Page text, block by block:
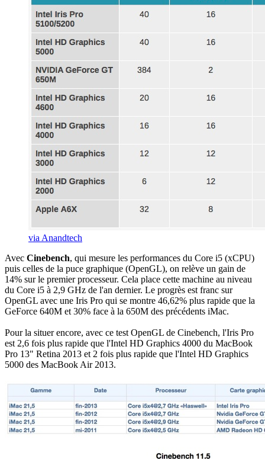
via Anandtech
Avec Cinebench, qui mesure les performances du Core i5 (xCPU)
puis celles de la puce graphique (OpenGL), on relève un gain de
14% sur le premier processeur. Cela place cette machine au niveau
du Core i5 à 2,9 GHz de l'an dernier. Le progrès est franc sur
OpenGL avec une Iris Pro qui se montre 46,62% plus rapide que la
GeForce 640M et 30% face à la 650M des précédents iMac.
Pour la situer encore, avec ce test OpenGL de Cinebench, l'Iris Pro
est 2,6 fois plus rapide que l'Intel HD Graphics 4000 du MacBook
Pro 13" Retina 2013 et 2 fois plus rapide que l'Intel HD Graphics
5000 des MacBook Air 2013.